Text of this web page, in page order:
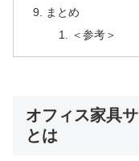
まとめ
＜参考＞
オフィス家具
とは